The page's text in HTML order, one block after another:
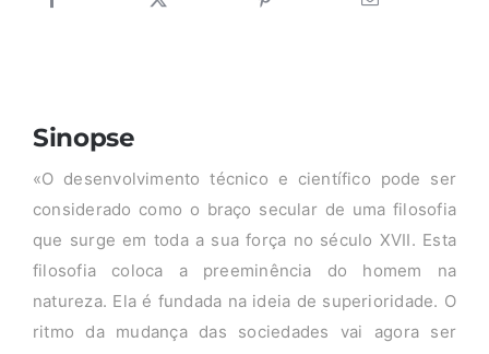
Sinopse
«O desenvolvimento técnico e científico pode ser
considerado como o braço secular de uma filosofia
que surge em toda a sua força no século XVII. Esta
filosofia coloca a preeminência do homem na
natureza. Ela é fundada na ideia de superioridade. O
ritmo da mudança das sociedades vai agora ser